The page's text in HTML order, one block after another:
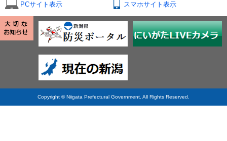
PCサイト表示 スマホサイト表示
Copyright © Niigata Prefectural Government. All Rights Reserved.